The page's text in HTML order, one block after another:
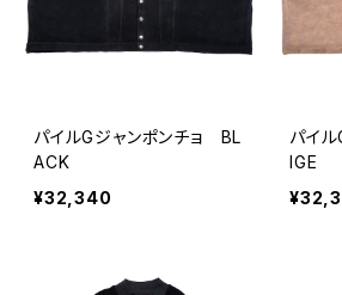
パイルGジャンポンチョ BL
ACK
¥32,340
パイ
IGE